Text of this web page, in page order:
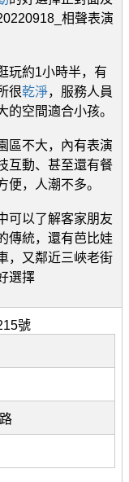
相聲表演
玩約1小時半，有
很乾淨，服務人員
的空間適合小孩。
區不大，內有表演
互動、甚至還有餐
便，人潮不多。
可以了解客家朋友
傳統，還有芭比娃
，又鄰近三峽老街
選擇
號